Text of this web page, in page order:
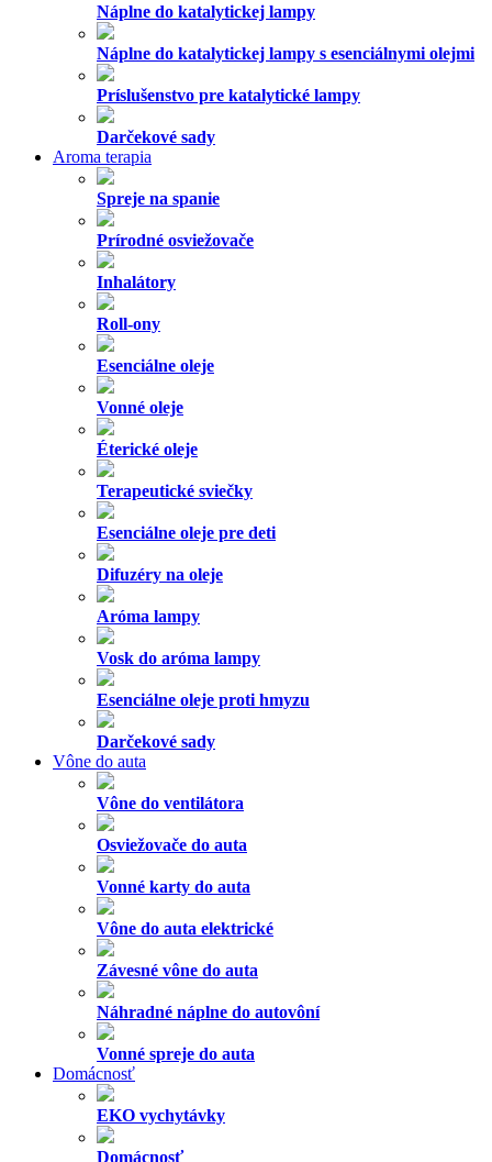
Náplne do katalytickej lampy
Náplne do katalytickej lampy s esenciálnymi olejmi
Príslušenstvo pre katalytické lampy
Darčekové sady
Aroma terapia
Spreje na spanie
Prírodné osviežovače
Inhalátory
Roll-ony
Esenciálne oleje
Vonné oleje
Éterické oleje
Terapeutické sviečky
Esenciálne oleje pre deti
Difuzéry na oleje
Aróma lampy
Vosk do aróma lampy
Esenciálne oleje proti hmyzu
Darčekové sady
Vône do auta
Vône do ventilátora
Osviežovače do auta
Vonné karty do auta
Vône do auta elektrické
Závesné vône do auta
Náhradné náplne do autovôní
Vonné spreje do auta
Domácnosť
EKO vychytávky
Domácnosť